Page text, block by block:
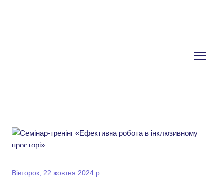
Вівторок, 22 жовтня 2024 р.